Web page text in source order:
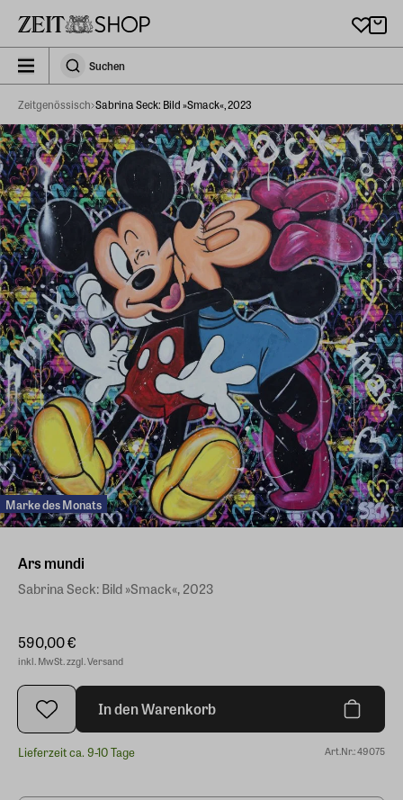
zeit_storefront.components.search.collapsed
SuchenSuchen
Zeitgenössisch Sabrina Seck: Bild »Smack«, 2023
Marke des Monats
Ars mundi
Sabrina Seck: Bild »Smack«, 2023
590,00 €
inkl. MwSt. zzgl. Versand
In den Warenkorb
Lieferzeit ca. 9-10 Tage Art.Nr.: 49075